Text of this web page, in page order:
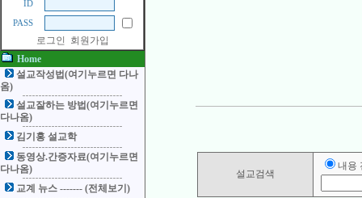
ID
PASS
로그인
회원가입
Home
설교작성법(여기누르면 다나
옴)
설교잘하는 방법(여기누르면
다나옴)
김기홍 설교학
동영상.간증자료(여기누르면
다나옴)
교계 뉴스 ------- (전체보기)
설교검색
내용